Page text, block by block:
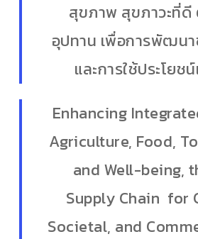
สุขภาพ สุขภาวะที่ดี
อุปทาน เพื่อการพัฒน
และการใช้ประโย
Enhancing
Agriculture, Food,
and Well-being,
Supply Chain for
Societal, and